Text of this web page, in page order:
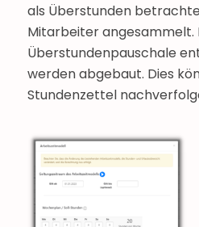
als Überstunden
Mitarbeiter angesammelt.
Überstundenpauschale
werden abgebaut. Dies
Stundenzettel